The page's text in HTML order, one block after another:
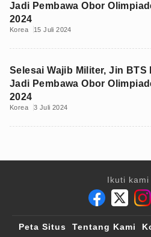
Jadi Pembawa Obor
2024
Korea 15 Juli 2024
Selesai Wajib Militer, Jin BTS
Jadi Pembawa Obor
2024
Korea 3 Juli 2024
Ikuti kami
Peta Situs Tentang Kami